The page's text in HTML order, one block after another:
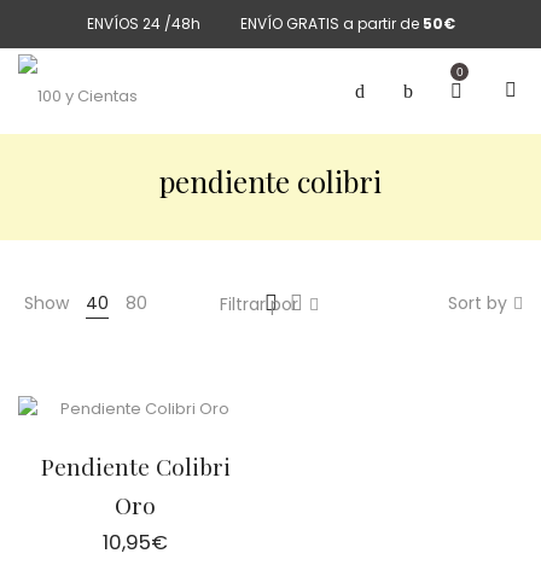
ENVÍOS 24 /48h ENVÍO GRATIS a partir de 50€
0
pendiente colibri
Show 40 80 Sort by
Filtrar por
Pendiente Colibri
Oro
10,95€